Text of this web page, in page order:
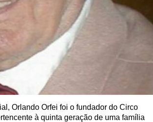
Orlando Orfei foi o fundador do Circo
à quinta geração de uma família